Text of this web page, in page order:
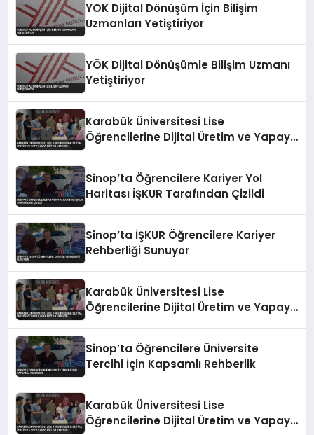
YOK Dijital Dönüşüm İçin Bilişim
Uzmanları Yetiştiriyor
YÖK Dijital Dönüşümle Bilişim Uzmanı
Yetiştiriyor
Karabük Üniversitesi Lise
Öğrencilerine Dijital Üretim ve Yapay
Sinop’ta Öğrencilere Kariyer Yol
Haritası İŞKUR Tarafından Çizildi
Sinop’ta İŞKUR Öğrencilere Kariyer
Rehberliği Sunuyor
Karabük Üniversitesi Lise
Öğrencilerine Dijital Üretim ve Yapay
Sinop’ta Öğrencilere Üniversite
Tercihi İçin Kapsamlı Rehberlik
Karabük Üniversitesi Lise
Öğrencilerine Dijital Üretim ve Yapay